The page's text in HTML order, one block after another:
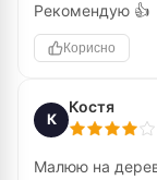
Рекомендую 👍
Корисно
К
Костя
Малюю на